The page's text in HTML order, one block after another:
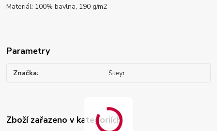
Materiál: 100% bavlna, 190 g/m2
Parametry
Značka Steyr
Zboží zařazeno v kategoriích